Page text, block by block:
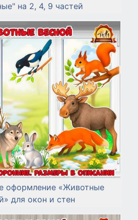
на 2, 4, 9 частей
оформление «Животные
для окон и стен